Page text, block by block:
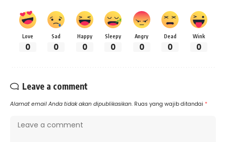
Love
0
Sad
0
Happy
0
Sleepy
0
Angry
0
Dead
0
Wink
0
Leave a comment
Alamat email Anda tidak akan dipublikasikan. Ruas yang wajib ditandai *